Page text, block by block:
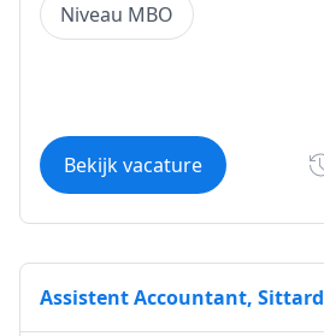
Niveau MBO
Bekijk vacature
Assistent Accountant, Sittard